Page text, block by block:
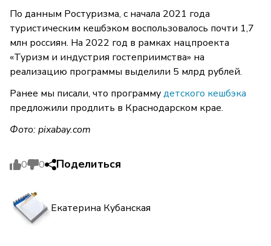
По данным Ростуризма, с начала 2021 года
туристическим кешбэком воспользовалось почти 1,7
млн россиян. На 2022 год в рамках нацпроекта
«Туризм и индустрия гостеприимства» на
реализацию программы выделили 5 млрд рублей.
Ранее мы писали, что программудетского кешбэка
предложили продлить в Краснодарском крае.
Фото: pixabay.com
0 0 Поделиться
Екатерина Кубанская